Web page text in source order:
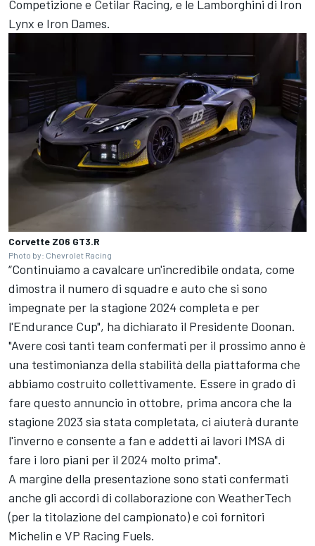
Competizione e Cetilar Racing, e le Lamborghini di Iron
Lynx e Iron Dames.
Corvette Z06 GT3.R
Photo by: Chevrolet Racing
“Continuiamo a cavalcare un'incredibile ondata, come
dimostra il numero di squadre e auto che si sono
impegnate per la stagione 2024 completa e per
l'Endurance Cup", ha dichiarato il Presidente Doonan.
"Avere così tanti team confermati per il prossimo anno è
una testimonianza della stabilità della piattaforma che
abbiamo costruito collettivamente. Essere in grado di
fare questo annuncio in ottobre, prima ancora che la
stagione 2023 sia stata completata, ci aiuterà durante
l'inverno e consente a fan e addetti ai lavori IMSA di
fare i loro piani per il 2024 molto prima".
A margine della presentazione sono stati confermati
anche gli accordi di collaborazione con WeatherTech
(per la titolazione del campionato) e coi fornitori
Michelin e VP Racing Fuels.